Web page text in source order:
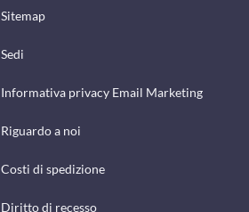
Sitemap
Sedi
Informativa privacy Email Marketing
Riguardo a noi
Costi di spedizione
Diritto di recesso